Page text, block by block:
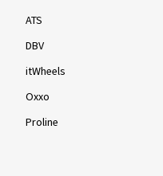
ATS
DBV
itWheels
Oxxo
Proline